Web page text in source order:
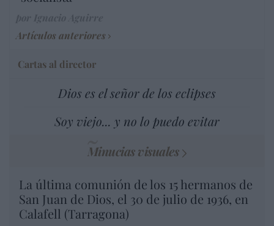
Artículos anteriores
Cartas al director
Dios es el señor de los eclipses
Soy viejo... y no lo puedo evitar
Minucias visuales
La última comunión de los 15 hermanos de
San Juan de Dios, el 30 de julio de 1936, en
Calafell (Tarragona)